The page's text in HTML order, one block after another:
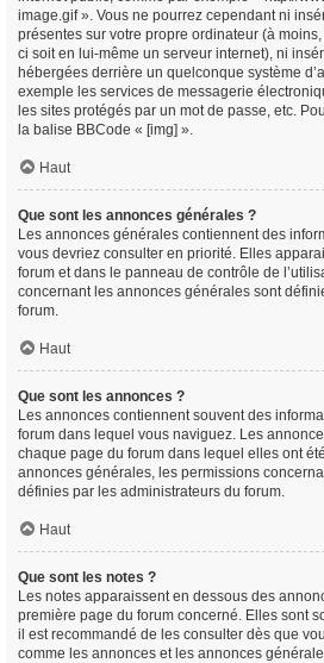
image.gif ». Vous ne pourrez cependant ni
présentes sur votre propre ordinateur (à
ci soit en lui-même un serveur internet), ni
hébergées derrière un quelconque système
exemple les services de messagerie
les sites protégés par un mot de passe, etc.
la balise BBCode « [img] ».
Haut
Que sont les annonces générales ?
Les annonces générales contiennent des
vous devriez consulter en priorité. Elles
forum et dans le panneau de contrôle de
concernant les annonces générales sont
forum.
Haut
Que sont les annonces ?
Les annonces contiennent souvent des
forum dans lequel vous naviguez. Les
chaque page du forum dans lequel elles ont
annonces générales, les permissions
définies par les administrateurs du forum.
Haut
Que sont les notes ?
Les notes apparaissent en dessous des
première page du forum concerné. Elles sont
il est recommandé de les consulter dès que
comme les annonces et les annonces